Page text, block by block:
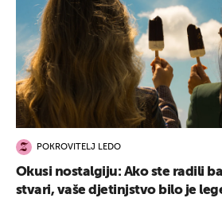
POKROVITELJ LEDO
Okusi nostalgiju: Ako ste radili
stvari, vaše djetinjstvo bilo je